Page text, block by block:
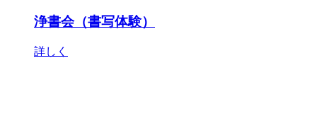
浄書会（書写体験）
詳しく